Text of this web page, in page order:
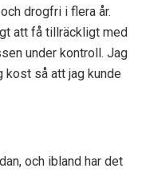
drogfri i flera år.
att få tillräckligt med
under kontroll. Jag
så att jag kunde
och ibland har det